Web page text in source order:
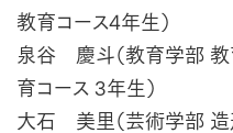
教育コース4年生）
泉谷 慶斗（教育学部
育コース 3年生）
大石 美里（芸術学部 造